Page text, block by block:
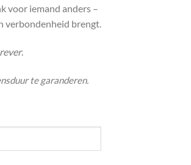
voor iemand anders –
verbondenheid brengt.
.
te garanderen.